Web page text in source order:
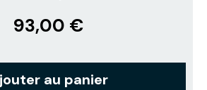
93,00 €
au panier